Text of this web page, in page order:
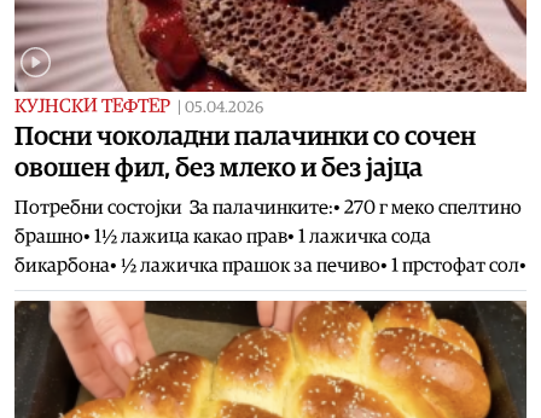
КУЈНСКИ ТЕФТЕР 05.04.2026
Посни чоколадни палачинки со сочен
овошен фил, без млеко и без јајца
Потребни состојки За палачинките:• 270 г меко спелтино
брашно• 1½ лажица какао прав• 1 лажичка сода
бикарбона• ½ лажичка прашок за печиво• 1 прстофат сол•